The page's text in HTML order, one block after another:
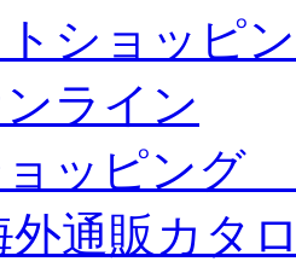
ショッピ
ライン
ョッピング
外通販カタ